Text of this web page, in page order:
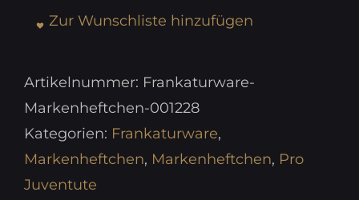
Zur Wunschliste hinzufügen
Artikelnummer: Frankaturware-
Markenheftchen-001228
Kategorien: Frankaturware,
Markenheftchen, Markenheftchen, Pro
Juventute